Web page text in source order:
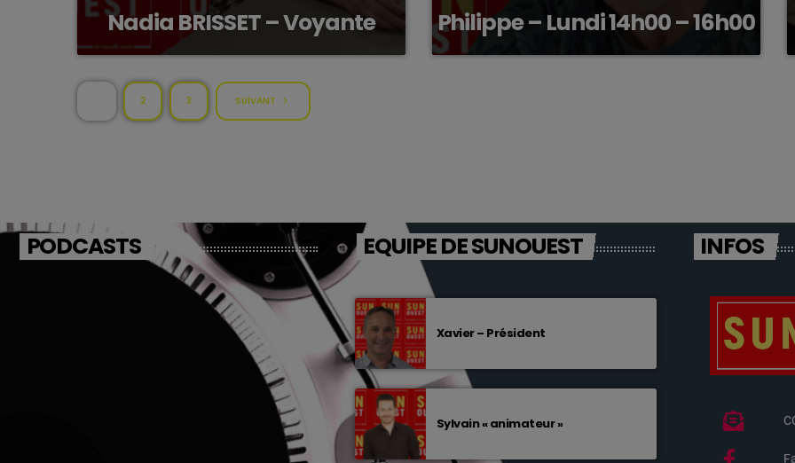
Nadia BRISSET – Voyante Philippe – Lundi 14h00 – 16h00
2 3 SUIVANT navigate_next
PODCASTS EQUIPE DE SUNOUEST
Xavier – Président
Sylvain « animateur »
INFOS